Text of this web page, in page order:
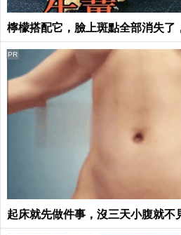
檸檬搭配它，臉上斑點全部消失了
起床就先做件事，沒三天小腹就不
PR